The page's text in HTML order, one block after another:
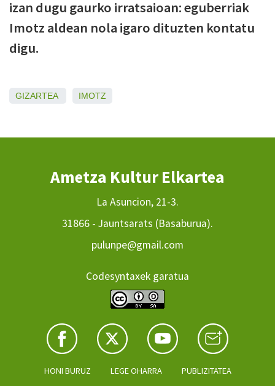
izan dugu gaurko irratsaioan: eguberriak
Imotz aldean nola igaro dituzten kontatu
digu.
GIZARTEA IMOTZ
Ametza Kultur Elkartea
La Asuncion, 21-3.
31866 - Jauntsarats (Basaburua).
pulunpe@gmail.com
Codesyntaxek garatua
HONI BURUZ LEGE OHARRA PUBLIZITATEA